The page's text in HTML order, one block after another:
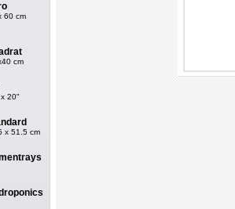
60 cm
cm
20"
x 51.5 cm